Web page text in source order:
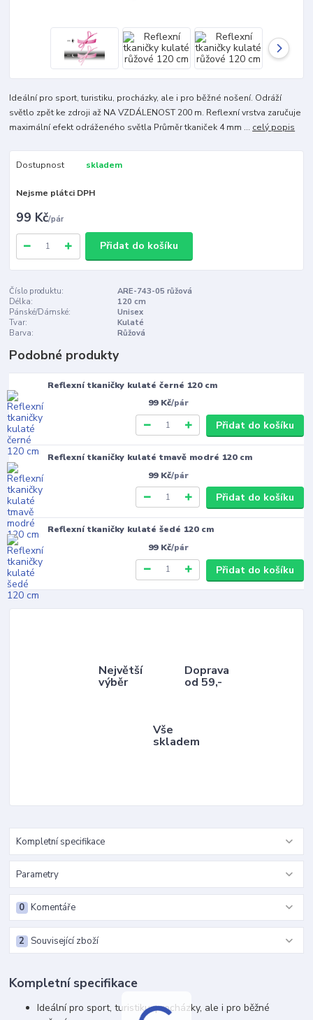
Ideální pro sport, turistiku, procházky, ale i pro běžné nošení. Odráží
světlo zpět ke zdroji až NA VZDÁLENOST 200 m. Reflexní vrstva zaručuje
maximální efekt odráženého světla Průměr tkaniček 4 mm ... celý popis
Dostupnost skladem
Nejsme plátci DPH
99 Kč/pár
Přidat do košíku
Číslo produktu:
ARE-743-05 růžová
Délka:
120 cm
Pánské/Dámské:
Unisex
Tvar:
Kulaté
Barva:
Růžová
Podobné produkty
Reflexní tkaničky kulaté černé 120 cm
99 Kč/pár
Přidat do košíku
Reflexní tkaničky kulaté tmavě modré 120 cm
99 Kč/pár
Přidat do košíku
Reflexní tkaničky kulaté šedé 120 cm
99 Kč/pár
Přidat do košíku
Největší
výběr
Doprava
od 59,-
Vše
skladem
Kompletní specifikace
Parametry
Komentáře
0
Související zboží
2
Kompletní specifikace
Ideální pro sport, turistiku, procházky, ale i pro běžné